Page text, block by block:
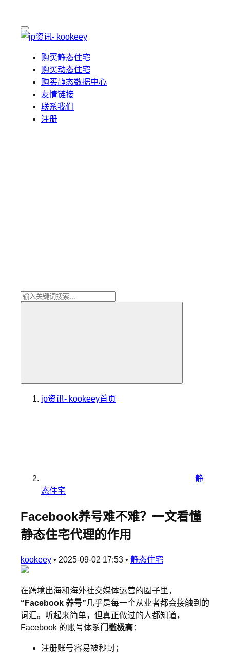
购买静态住宅
购买动态住宅
购买静态数据中心
友情链接
联系我们
注册
ip资讯- kookeey首页
静
态住宅
Facebook养号难不难？一文看懂
静态住宅代理的作用
kookeey • 2025-09-02 17:53 • 静态住宅
在跨境出海和海外社交媒体运营的圈子里，
“Facebook 养号”几乎是每一个从业者都会接触到的
词汇。听起来简单，但真正做过的人都知道，
Facebook 的账号体系门槛极高：
注册账号容易被秒封；